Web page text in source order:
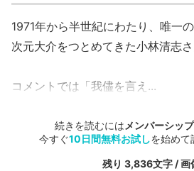
1971年から半世紀にわたり、唯一
次元大介をつとめてきた小林清志
コメントでは「我儘を言え...
続きを読むには メンバーシッ
今すぐ10日間無料お試しを始めて
残り 3,836文字 / 画